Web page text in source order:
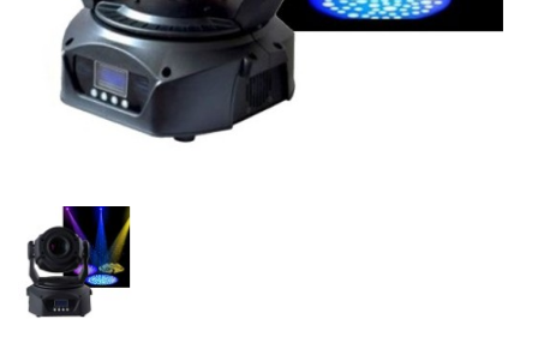
Εικόνα
Επιγραφες
LED
Προσφορες